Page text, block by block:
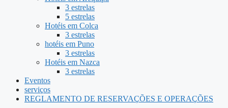
3 estrelas
5 estrelas
Hotéis em Colca
3 estrelas
hotéis em Puno
3 estrelas
Hotéis em Nazca
3 estrelas
Eventos
serviços
REGLAMENTO DE RESERVAÇÕES E OPERAÇÕES